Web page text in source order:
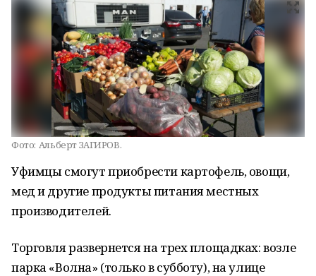
Фото: Альберт ЗАГИРОВ.
Уфимцы смогут приобрести картофель, овощи,
мед и другие продукты питания местных
производителей.
Торговля развернется на трех площадках: возле
парка «Волна» (только в субботу), на улице